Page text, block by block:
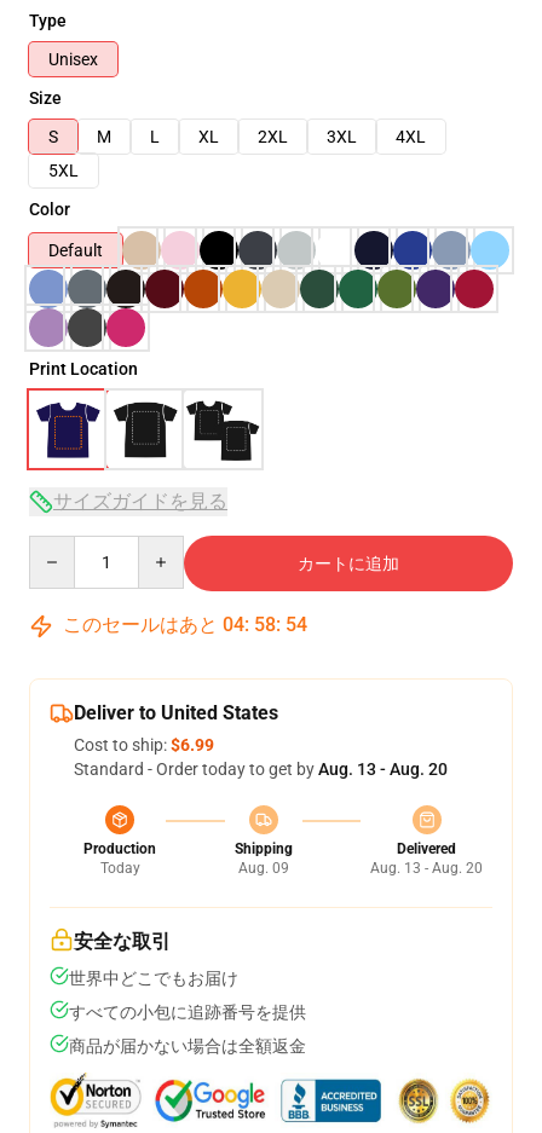
Type
Unisex
Size
S
M L XL 2XL 3XL
4XL
5XL
Color
Default
Print Location
サイズガイドを見る
カートに追加
このセールはあと 04: 58: 54
Deliver to United States
Cost to ship:$6.99
Standard - Order today to get byAug. 13 - Aug. 20
Production
Today
Shipping
Aug. 09
Delivered
Aug. 13 - Aug. 20
安全な取引
世界中どこでもお届け
すべての小包に追跡番号を提供
商品が届かない場合は全額返金